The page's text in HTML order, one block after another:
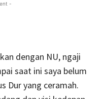
-
dengan NU, ngaji
saat ini saya belum
Dur yang ceramah.